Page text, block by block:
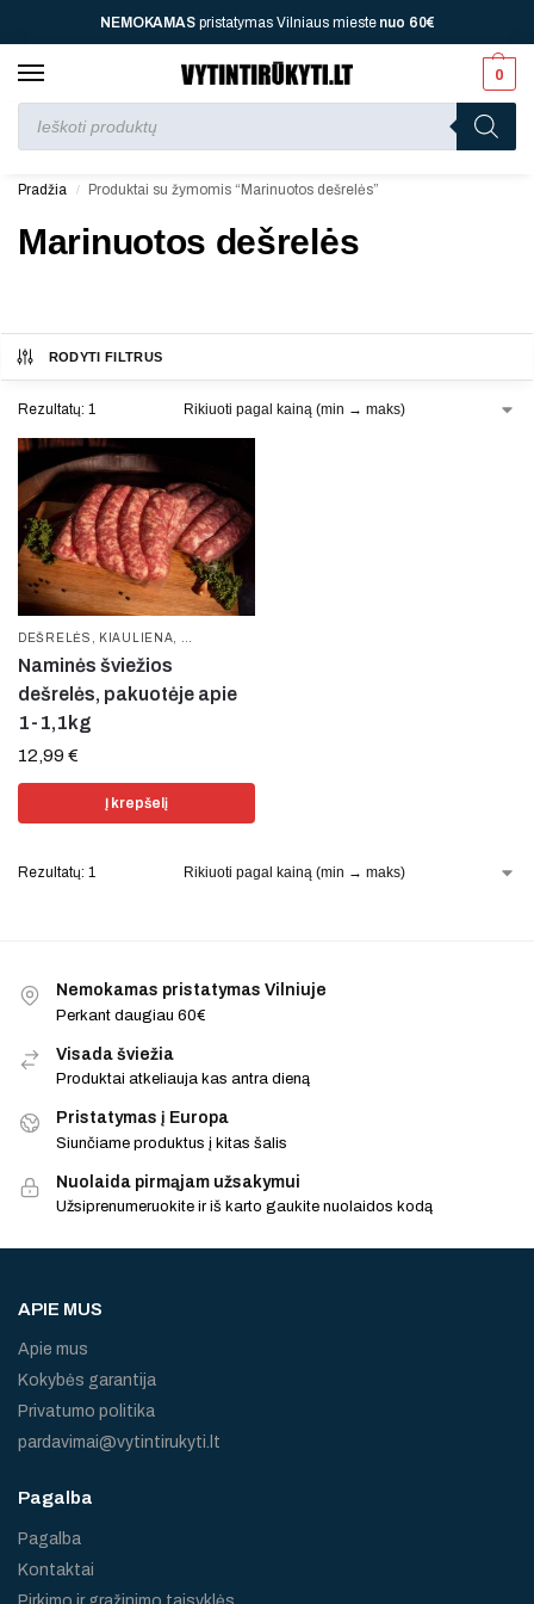
NEMOKAMASpristatymas Vilniaus miestenuo 60€
0
Perkant nuo70 € jūsų laukia viena dovana, nuo dvi, nuo
150 €
Pradžia / Produktai su žymomis “Marinuotos dešrelės”
Marinuotos dešrelės
RODYTI FILTRUS
Rezultatų: 1
DEŠRELĖS , KIAULIENA, PAMĖGTOS PREKĖS
Naminės šviežios
dešrelės, pakuotėje apie
1-1,1kg
12,99 €
Į krepšelį
Rezultatų: 1
Nemokamas pristatymas Vilniuje
Perkant daugiau 60€
Visada šviežia
Produktai atkeliauja kas antra dieną
Pristatymas į Europa
Siunčiame produktus į kitas šalis
Nuolaida pirmąjam užsakymui
Užsiprenumeruokite ir iš karto gaukite nuolaidos kodą
APIE MUS
Apie mus
Kokybės garantija
Privatumo politika
pardavimai@vytintirukyti.lt
Pagalba
Pagalba
Kontaktai
Pirkimo ir gražinimo taisyklės